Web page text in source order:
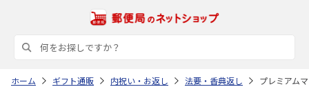
ホーム ギフト通販 内祝い・お返し 法要・香典返し プレミアム